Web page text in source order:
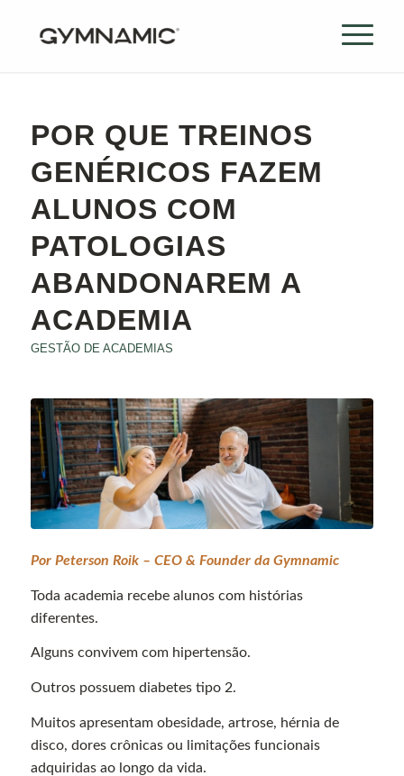
POR QUE TREINOS
GENÉRICOS FAZEM
ALUNOS COM
PATOLOGIAS
ABANDONAREM A
ACADEMIA
GESTÃO DE ACADEMIAS
Por Peterson Roik – CEO & Founder da Gymnamic
Toda academia recebe alunos com histórias
diferentes.
Alguns convivem com hipertensão.
Outros possuem diabetes tipo 2.
Muitos apresentam obesidade, artrose, hérnia de
disco, dores crônicas ou limitações funcionais
adquiridas ao longo da vida.